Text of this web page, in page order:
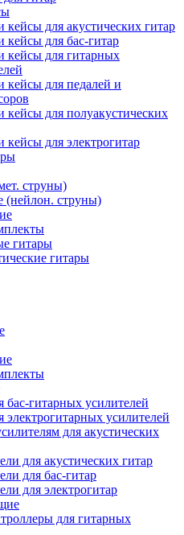
кейсы для акустических гитар
кейсы для бас-гитар
кейсы для гитарных
кейсы для педалей и
кейсы для полуакустических
кейсы для электрогитар
струны)
(нейлон. струны)
гитары
гитары
бас-гитарных усилителей
электрогитарных усилителей
для акустических
для акустических гитар
для бас-гитар
для электрогитар
для гитарных